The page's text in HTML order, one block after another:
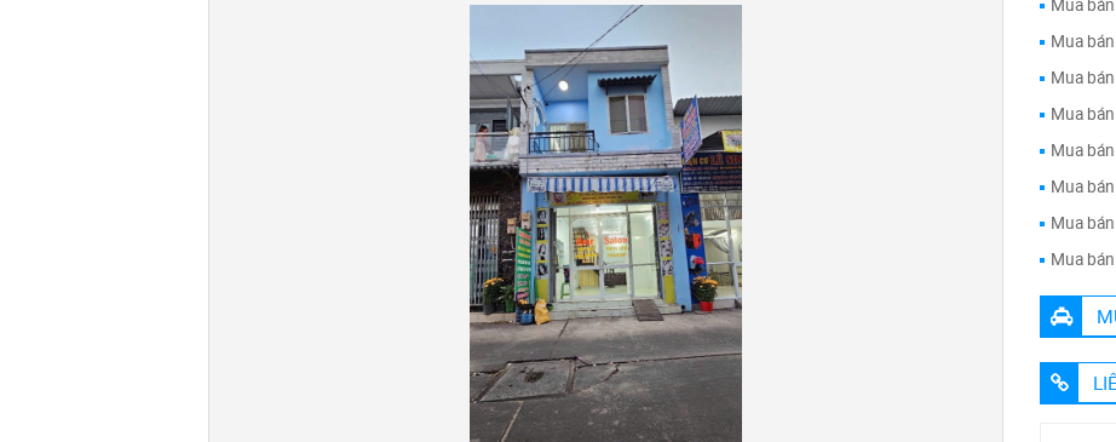
Mua
Mua
Mua
Mua
Mua
Mua
Mua
Mua